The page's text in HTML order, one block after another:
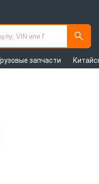
запчасти